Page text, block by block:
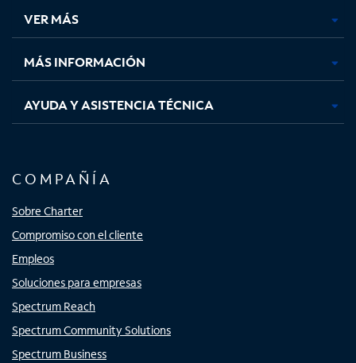
pestaña
nueva
pestaña
nueva
pestaña
nuevanueva
VER MÁS
MÁS INFORMACIÓN
AYUDA Y ASISTENCIA TÉCNICA
COMPAÑÍA
Sobre Charter
Compromiso con el cliente
Empleos
Soluciones para empresas
Spectrum Reach
Spectrum Community Solutions
Spectrum Business